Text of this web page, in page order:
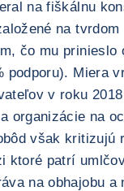
na fiškálnu
na tvrdom
čo mu prinieslo
podporu). Miera
v roku
organizácie na
však kritizujú
ktoré patrí
na obhajobu a